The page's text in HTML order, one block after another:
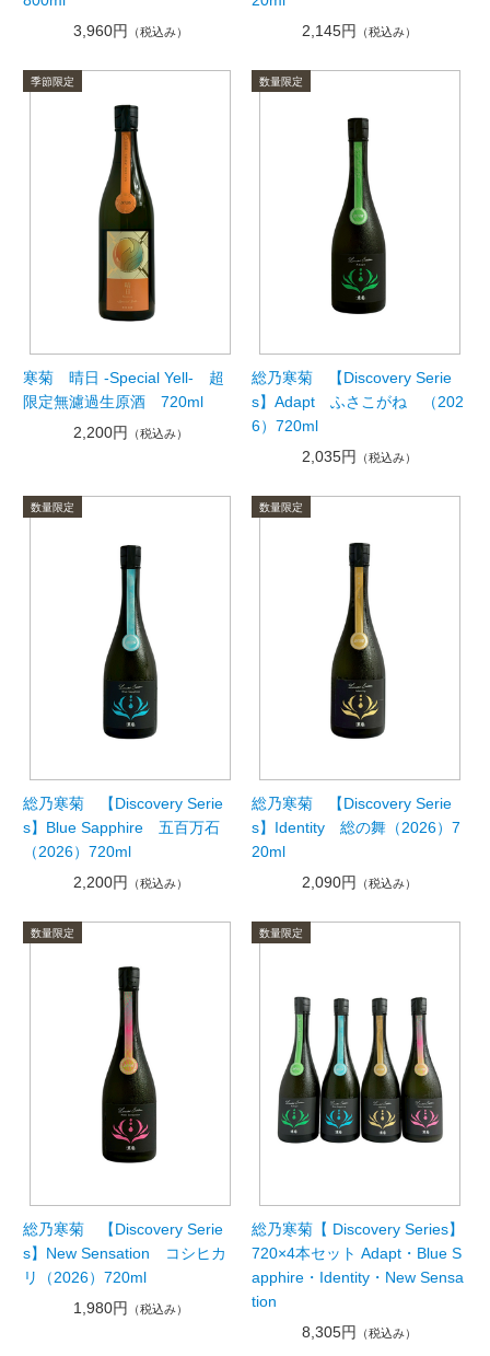
3,960円
（税込み）
2,145円
（税込み）
寒菊 晴日 -Special Yell- 超
限定無濾過生原酒 720ml
2,200円
（税込み）
総乃寒菊 【Discovery Serie
s】Adapt ふさこがね （202
6）720ml
2,035円
（税込み）
総乃寒菊 【Discovery Serie
s】Blue Sapphire 五百万石
（2026）720ml
2,200円
（税込み）
総乃寒菊 【Discovery Serie
s】Identity 総の舞（2026）7
20ml
2,090円
（税込み）
総乃寒菊 【Discovery Serie
s】New Sensation コシヒカ
リ（2026）720ml
1,980円
（税込み）
総乃寒菊【 Discovery Series】
720×4本セット Adapt・Blue S
apphire・Identity・New Sensa
tion
8,305円
（税込み）